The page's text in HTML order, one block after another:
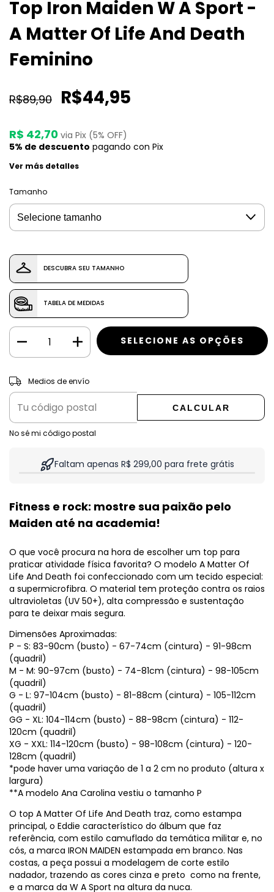
Top Iron Maiden W A Sport -
A Matter Of Life And Death
Feminino
R$89,90 R$44,95
R$ 42,70 via Pix (5% OFF)
5% de descuento pagando con Pix
Ver más detalles
Tamanho
DESCUBRA SEU TAMANHO
TABELA DE MEDIDAS
Entregas para el CP:
Medios de envío
CALCULAR
No sé mi código postal
Faltam apenas R$ 299,00 para frete grátis
Fitness e rock: mostre sua paixão pelo
Maiden até na academia!
O que você procura na hora de escolher um top para
praticar atividade física favorita? O modelo A Matter Of
Life And Death foi confeccionado com um tecido especial:
a supermicrofibra. O material tem proteção contra os raios
ultravioletas (UV 50+), alta compressão e sustentação
para te deixar mais segura.
Dimensões Aproximadas:
P - S: 83-90cm (busto) - 67-74cm (cintura) - 91-98cm
(quadril)
M - M: 90-97cm (busto) - 74-81cm (cintura) - 98-105cm
(quadril)
G - L: 97-104cm (busto) - 81-88cm (cintura) - 105-112cm
(quadril)
GG - XL: 104-114cm (busto) - 88-98cm (cintura) - 112-
120cm (quadril)
XG - XXL: 114-120cm (busto) - 98-108cm (cintura) - 120-
128cm (quadril)
*pode haver uma variação de 1 a 2 cm no produto (altura x
largura)
**A modelo Ana Carolina vestiu o tamanho P
O top A Matter Of Life And Death traz, como estampa
principal, o Eddie característico do álbum que faz
referência, com estilo camuflado da temática militar e, no
cós, a marca IRON MAIDEN estampada em branco. Nas
costas, a peça possui a modelagem de corte estilo
nadador, trazendo as cores cinza e preto como na frente,
e a marca da W A Sport na altura da nuca.